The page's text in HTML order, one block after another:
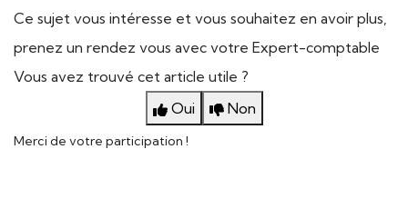
Ce sujet vous intéresse et vous souhaitez en avoir plus,
prenez un rendez vous avec votre Expert-comptable
Vous avez trouvé cet article utile ?
Oui
Non
Merci de votre participation !